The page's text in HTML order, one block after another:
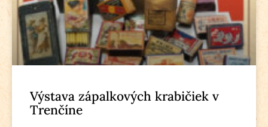
Výstava zápalkových krabičiek v
Trenčíne